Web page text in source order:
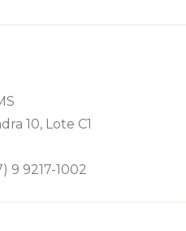
10, Lote C1
9 9217-1002